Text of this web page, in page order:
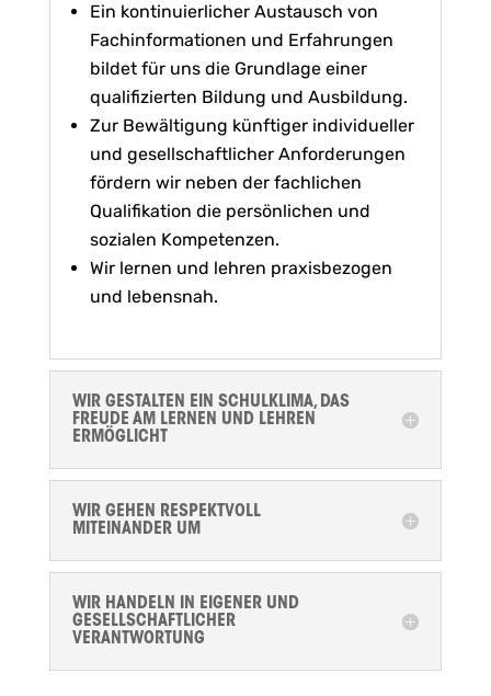
Ein kontinuierlicher Austausch von
Fachinformationen und Erfahrungen
bildet für uns die Grundlage einer
qualifizierten Bildung und Ausbildung.
Zur Bewältigung künftiger individueller
und gesellschaftlicher Anforderungen
fördern wir neben der fachlichen
Qualifikation die persönlichen und
sozialen Kompetenzen.
Wir lernen und lehren praxisbezogen
und lebensnah.
WIR GESTALTEN EIN SCHULKLIMA, DAS
FREUDE AM LERNEN UND LEHREN
ERMÖGLICHT
WIR GEHEN RESPEKTVOLL
MITEINANDER UM
WIR HANDELN IN EIGENER UND
GESELLSCHAFTLICHER
VERANTWORTUNG